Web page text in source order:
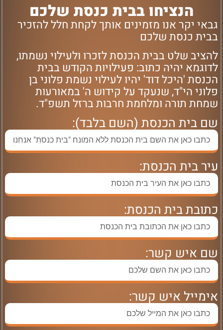
הנציחו בבית כנסת שלכם
גבאי יקר אנו מזמינים אותך לקחת חלל להזכיר
בבית כנסת שלכם
להציב שלט בבית הכנסת לזכרו ולעילוי נשמתו,
לדוגמא יהיה כתוב: פעילויות הקודש בבית
הכנסת 'היכל דוד' יהיו לעילוי נשמת פלוני בן
פלוני הי"ד, שנעקד על קידוש ה' במאורעות
שמחת תורה ומלחמת חרבות ברזל תשפ"ד.
שם בית הכנסת (השם בלבד):
עיר בית הכנסת:
כתובת בית הכנסת:
שם איש קשר:
אימייל איש קשר: